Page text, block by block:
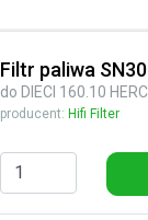
Filtr paliwa
do DIECI 160.10
producent: Hifi Filter